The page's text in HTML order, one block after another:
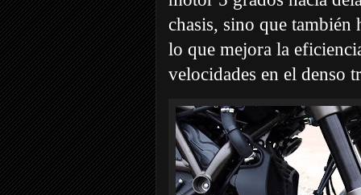
chasis, sino que también
lo que mejora la
velocidades en el denso